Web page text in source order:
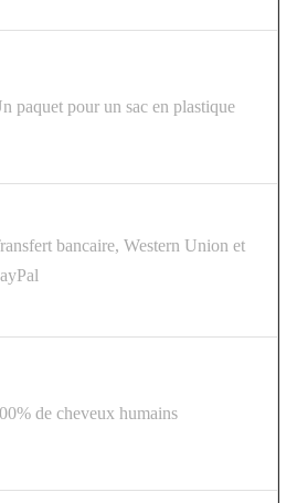
paquet pour un sac en plastique
bancaire, Western Union et
de cheveux humains